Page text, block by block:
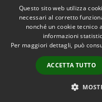
Accessibilità
Questo sito web utilizza
necessari al corretto
nonché un cookie tecnico
informazioni
Per maggiori dettagli, può
ACCETTA TUTTO